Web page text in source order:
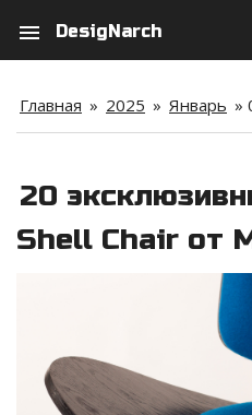
menu DesigNarch
Главная » 2025 » Январь »
20
Shell Chair от